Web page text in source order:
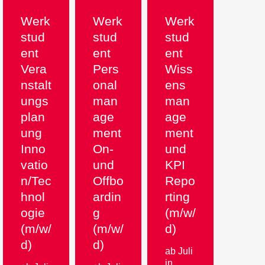
Werk
stud
ent
Vera
nstalt
ungs
plan
ung
Inno
vatio
n/Tec
hnol
ogie
(m/w/
d)
Werk
stud
ent
Pers
onal
man
age
ment
On-
und
Offbo
ardin
g
(m/w/
d)
Werk
stud
ent
Wiss
ens
man
age
ment
und
KPI
Repo
rting
(m/w/
d)
ab Juli
in